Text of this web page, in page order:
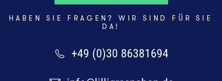
HABEN SIE FRAGEN? WIR SIND FÜR SIE
DA!
+49 (0)30 86381694